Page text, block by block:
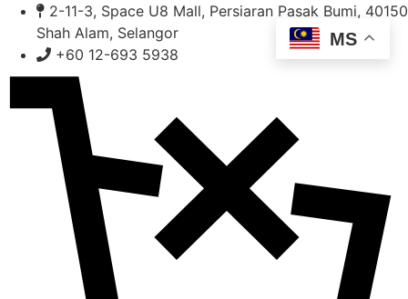
Skip
content
2-11-3, Space U8 Mall, Persiaran Pasak Bumi, 40150
Shah Alam, Selangor
+60 12-693 5938
MS